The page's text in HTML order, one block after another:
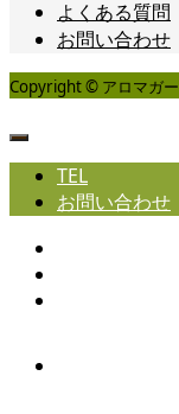
よくある質問
お問い合わせ
Copyright © アロマガ
TEL
お問い合わせ